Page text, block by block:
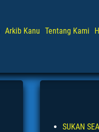
Arkib Kanu Tentang Kami
SUKAN